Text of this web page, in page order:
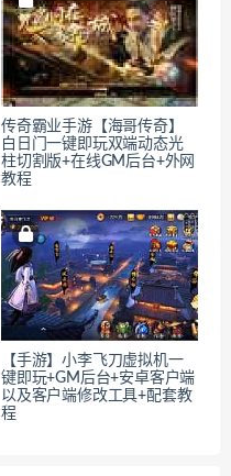
传奇霸业手游【海哥传奇】
白日门一键即玩双端动态光
柱切割版+在线GM后台+外网
教程
【手游】小李飞刀虚拟机一
键即玩+GM后台+安卓客户端
以及客户端修改工具+配套教
程